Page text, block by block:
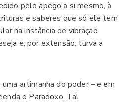
pelo apego a si mesmo, à
e saberes que só ele tem
na instância de vibração
e, por extensão, turva a
artimanha do poder – e em
o Paradoxo. Tal